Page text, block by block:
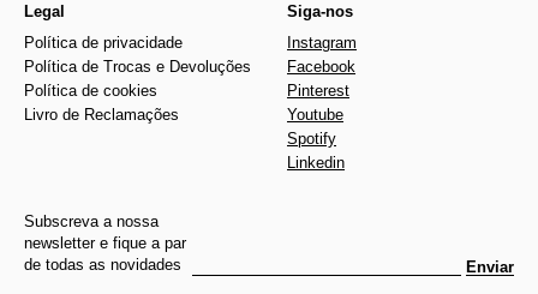
Legal
Política de privacidade
Política de Trocas e Devoluções
Política de cookies
Livro de Reclamações
Siga-nos
Instagram
Facebook
Pinterest
Youtube
Spotify
Linkedin
Subscreva a nossa
newsletter e fique a par
de todas as novidades
Enviar